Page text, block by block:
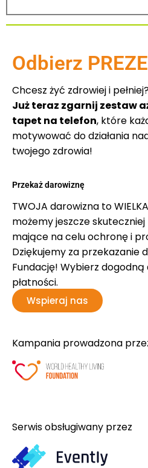
Odbierz
Chcesz żyć zdrowiej i
Już teraz zgarnij zestaw
tapet na telefon, które
motywować do działania
twojego zdrowia!
Przekaż darowiznę
TWOJA darowizna to
możemy jeszcze skuteczniej
mające na celu ochronę i
Dziękujemy za przekazanie
Fundację! Wybierz
płatności.
Wspieraj nas
Kampania prowadzona
Serwis obsługiwany przez